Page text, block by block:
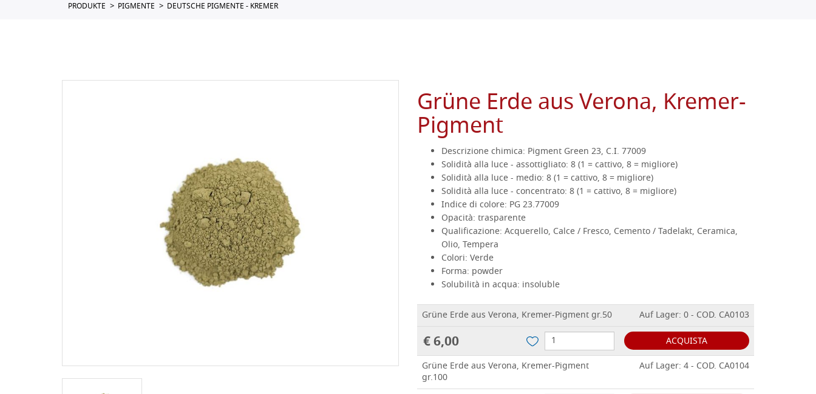
PRODUKTE PIGMENTE DEUTSCHE PIGMENTE - KREMER
Grüne Erde aus Verona, Kremer-
Pigment
Descrizione chimica: Pigment Green 23, C.I. 77009
Solidità alla luce - assottigliato: 8 (1 = cattivo, 8 = migliore)
Solidità alla luce - medio: 8 (1 = cattivo, 8 = migliore)
Solidità alla luce - concentrato: 8 (1 = cattivo, 8 = migliore)
Indice di colore: PG 23.77009
Opacità: trasparente
Qualificazione: Acquerello, Calce / Fresco, Cemento / Tadelakt, Ceramica,
Olio, Tempera
Colori: Verde
Forma: powder
Solubilità in acqua: insoluble
Grüne Erde aus Verona, Kremer-Pigment gr.50 Auf Lager: 0 - COD. CA0103
€ 6,00
ACQUISTA
Grüne Erde aus Verona, Kremer-Pigment
gr.100
Auf Lager: 4 - COD. CA0104